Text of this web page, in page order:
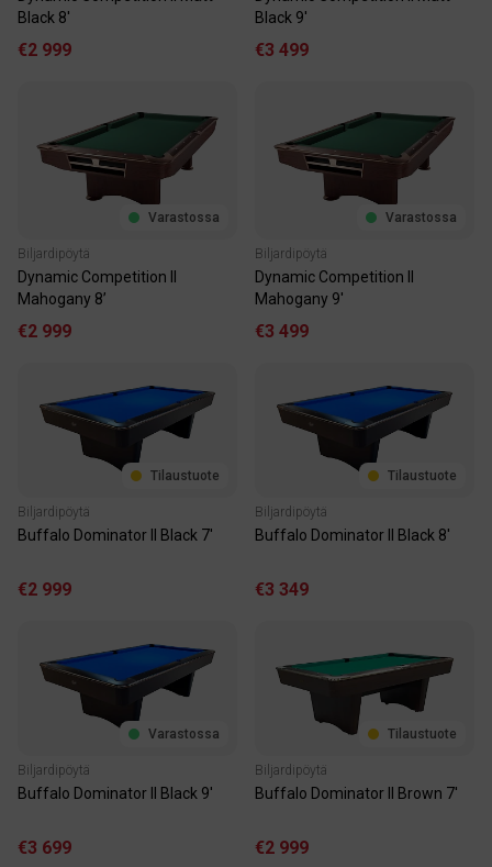
Black 8'
€2 999
Black 9'
€3 499
Varastossa
Biljardipöytä
Dynamic Competition II
Mahogany 8’
€2 999
Varastossa
Biljardipöytä
Dynamic Competition II
Mahogany 9'
€3 499
Tilaustuote
Biljardipöytä
Buffalo Dominator II Black 7'
€2 999
Tilaustuote
Biljardipöytä
Buffalo Dominator II Black 8'
€3 349
Varastossa
Biljardipöytä
Buffalo Dominator II Black 9'
€3 699
Tilaustuote
Biljardipöytä
Buffalo Dominator II Brown 7'
€2 999